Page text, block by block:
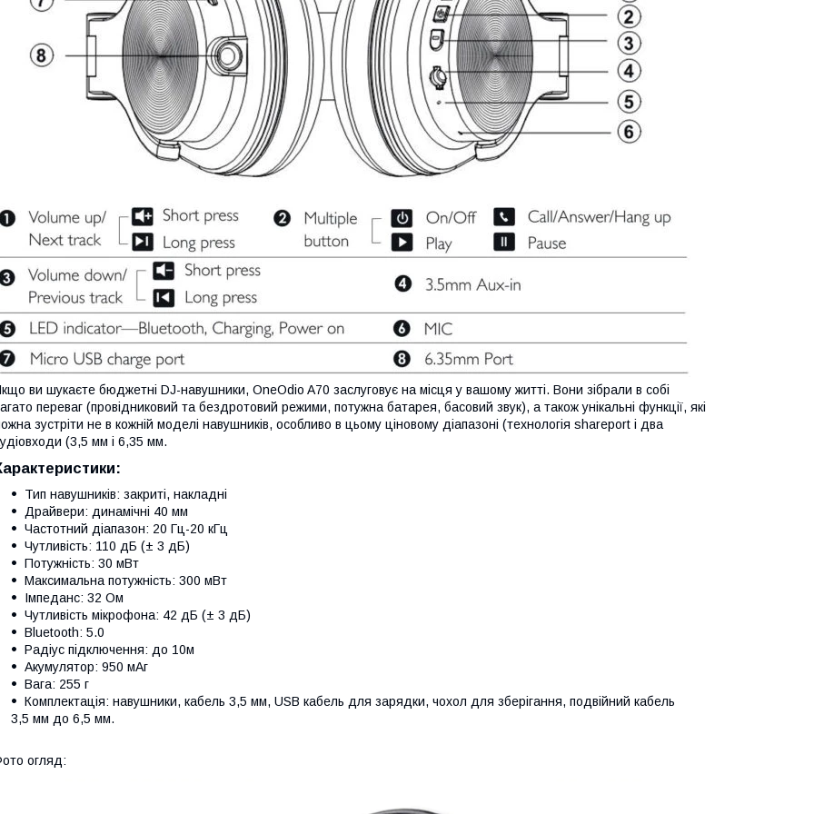
ви шукаєте бюджетні DJ-навушники, OneOdio A70 заслуговує на місця у вашому житті. Вони зібрали в собі
переваг (провідниковий та бездротовий режими, потужна батарея, басовий звук), а також унікальні функції, які
зустріти не в кожній моделі навушників, особливо в цьому ціновому діапазоні (технологія shareport і два
(3,5 мм і 6,35 мм.
Тип навушників: закриті, накладні
Драйвери: динамічні 40 мм
Частотний діапазон: 20 Гц-20 кГц
Чутливість: 110 дБ (± 3 дБ)
Потужність: 30 мВт
Максимальна потужність: 300 мВт
Імпеданс: 32 Ом
Чутливість мікрофона: 42 дБ (± 3 дБ)
Bluetooth: 5.0
Радіус підключення: до 10м
Акумулятор: 950 мАг
Вага: 255 г
Комплектація: навушники, кабель 3,5 мм, USB кабель для зарядки, чохол для зберігання, подвійний кабель
3,5 мм до 6,5 мм.
огляд: